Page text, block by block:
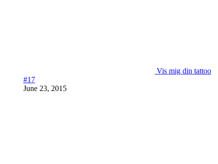
Vis mig din tattoo
#17
June 23, 2015